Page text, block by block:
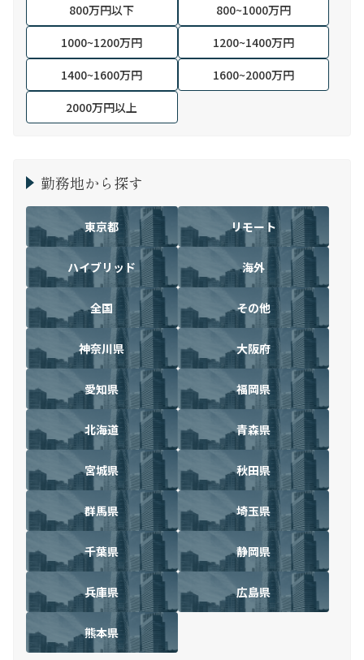
800万円以下
800~1000万円
1000~1200万円
1200~1400万円
1400~1600万円
1600~2000万円
2000万円以上
勤務地から探す
東京都 リモート
ハイブリッド 海外
全国 その他
神奈川県 大阪府
愛知県 福岡県
北海道 青森県
宮城県 秋田県
群馬県 埼玉県
千葉県 静岡県
兵庫県 広島県
熊本県